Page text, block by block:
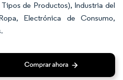
de Productos), Industria del
Electrónica de Consumo,